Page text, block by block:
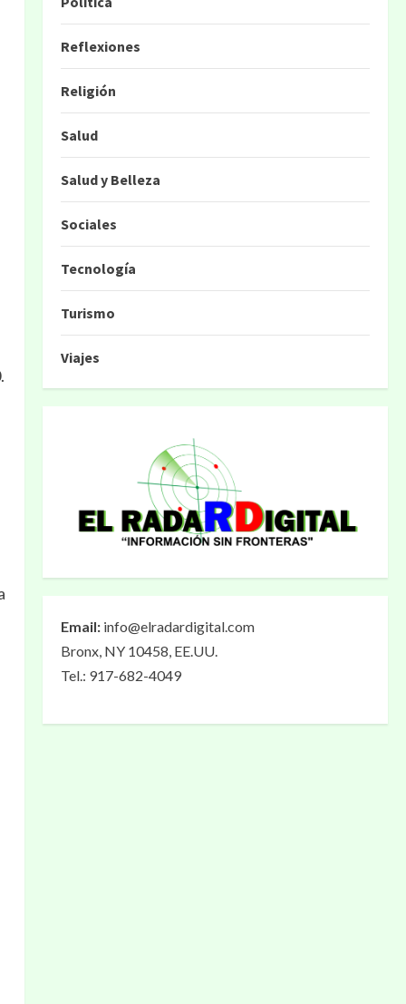
Reflexiones
Religión
Salud
Salud y Belleza
Sociales
Tecnología
Turismo
Viajes
Email: info@elradardigital.com
Bronx, NY 10458, EE.UU.
Tel.: 917-682-4049